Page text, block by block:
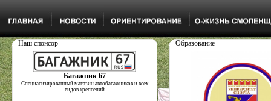
Наш спонсор
Багажник 67
Специализированный магазин автобагажников и всех
видов креплений
Образование